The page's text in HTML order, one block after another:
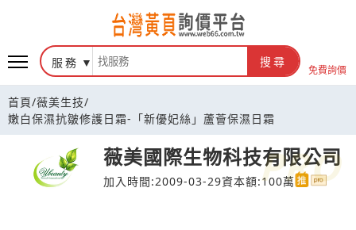
台灣黃頁詢價平台
服務 搜尋
免費詢價
首頁/薇美生技/
嫩白保濕抗皺修護日霜-「新優妃絲」蘆薈保濕日霜
薇美國際生物科技有限公司
加入時間:2009-03-29資本額:100萬